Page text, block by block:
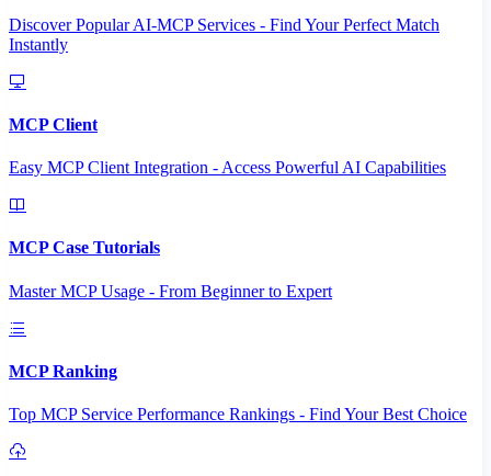
Discover Popular AI-MCP Services - Find Your Perfect Match
Instantly
MCP Client
Easy MCP Client Integration - Access Powerful AI Capabilities
MCP Case Tutorials
Master MCP Usage - From Beginner to Expert
MCP Ranking
Top MCP Service Performance Rankings - Find Your Best Choice